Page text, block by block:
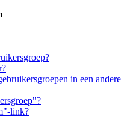
in een andere
link?